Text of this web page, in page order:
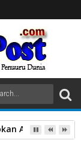
Air Bersih di